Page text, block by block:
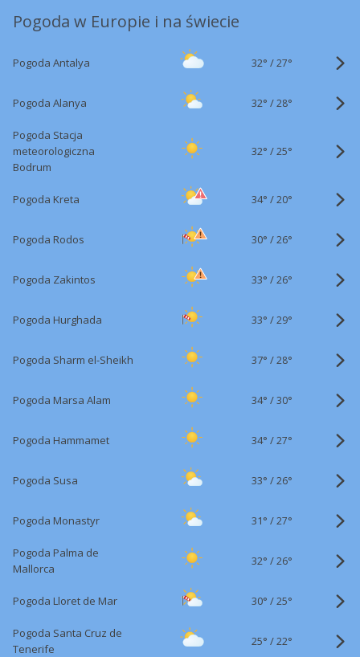
Pogoda w Europie i na świecie
Pogoda Antalya 32° /27°
Pogoda Alanya 32° /28°
Pogoda Stacja
meteorologiczna
Bodrum
32° /25°
Pogoda Kreta 34° /20°
Pogoda Rodos 30° /26°
Pogoda Zakintos 33° /26°
Pogoda Hurghada 33° /29°
Pogoda Sharm el-Sheikh 37° /28°
Pogoda Marsa Alam 34° /30°
Pogoda Hammamet 34° /27°
Pogoda Susa 33° /26°
Pogoda Monastyr 31° /27°
Pogoda Palma de
Mallorca
32° /26°
Pogoda Lloret de Mar 30° /25°
Pogoda Santa Cruz de
Tenerife
25° /22°